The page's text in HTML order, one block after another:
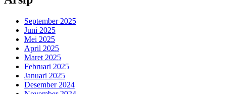
September 2025
Juni 2025
Mei 2025
April 2025
Maret 2025
Februari 2025
Januari 2025
Desember 2024